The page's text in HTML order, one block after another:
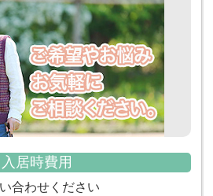
入居時費用
合わせください